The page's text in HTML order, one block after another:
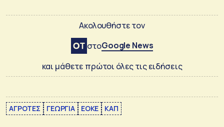
Ακολουθήστε τον
στοGoogle News
και μάθετε πρώτοι όλες τις ειδήσεις
ΑΓΡΟΤΕΣ ΓΕΩΡΓΙΑ ΕΟΚΕ ΚΑΠ